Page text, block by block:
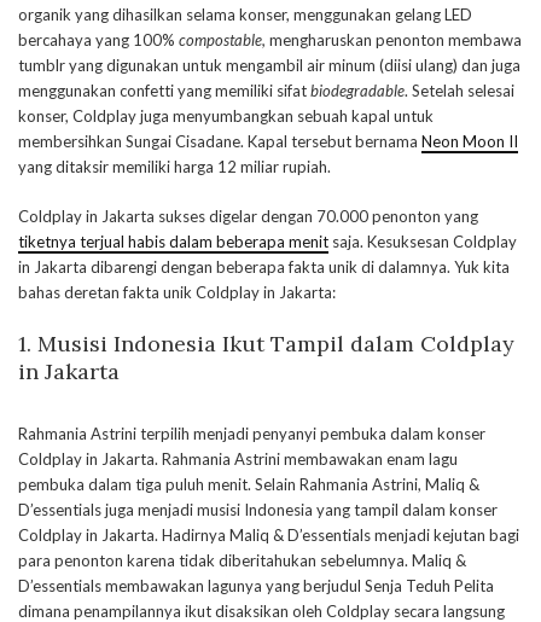
organik yang dihasilkan selama konser, menggunakan gelang LED
bercahaya yang 100% compostable, mengharuskan penonton membawa
tumblr yang digunakan untuk mengambil air minum (diisi ulang) dan juga
menggunakan confetti yang memiliki sifatbiodegradable. Setelah selesai
konser, Coldplay juga menyumbangkan sebuah kapal untuk
membersihkan Sungai Cisadane. Kapal tersebut bernama Neon Moon II
yang ditaksir memiliki harga 12 miliar rupiah.
Coldplay in Jakarta sukses digelar dengan 70.000 penonton yang
tiketnya terjual habis dalam beberapa menit saja. Kesuksesan Coldplay
in Jakarta dibarengi dengan beberapa fakta unik di dalamnya. Yuk kita
bahas deretan fakta unik Coldplay in Jakarta:
1. Musisi Indonesia Ikut Tampil dalam Coldplay
in Jakarta
Rahmania Astrini terpilih menjadi penyanyi pembuka dalam konser
Coldplay in Jakarta. Rahmania Astrini membawakan enam lagu
pembuka dalam tiga puluh menit. Selain Rahmania Astrini, Maliq &
D’essentials juga menjadi musisi Indonesia yang tampil dalam konser
Coldplay in Jakarta. Hadirnya Maliq & D’essentials menjadi kejutan bagi
para penonton karena tidak diberitahukan sebelumnya. Maliq &
D’essentials membawakan lagunya yang berjudul Senja Teduh Pelita
dimana penampilannya ikut disaksikan oleh Coldplay secara langsung